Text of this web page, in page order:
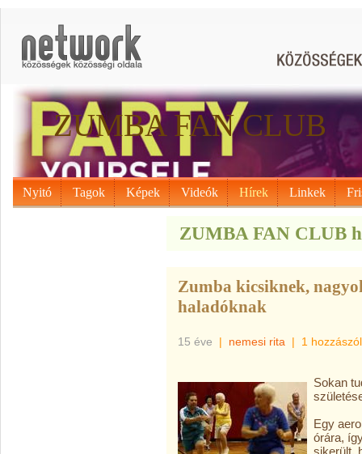
ZUMBA FAN CLUB
Nyitó Tagok Képek Videók Hírek Linkek
ZUMBA FAN CLUB
Zumba kicsiknek,
haladóknak
15 éve | nemesi rita | 1
Sokan
Egy
órára,
sikerült,